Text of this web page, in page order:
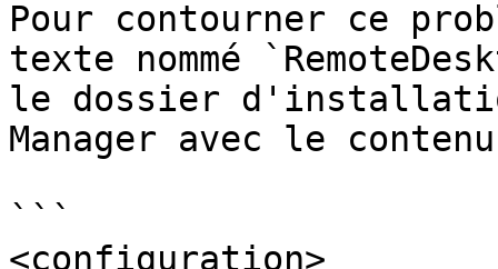
Pour contourner ce
texte nommé
le dossier
Manager avec le
```
<configuration>